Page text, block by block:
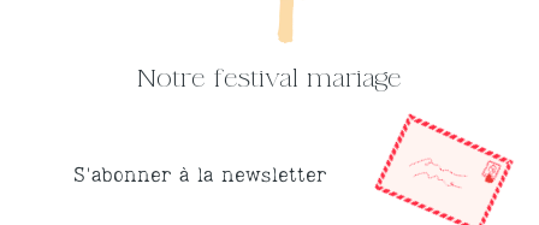
Notre festival mariage
S'abonner à la newsletter